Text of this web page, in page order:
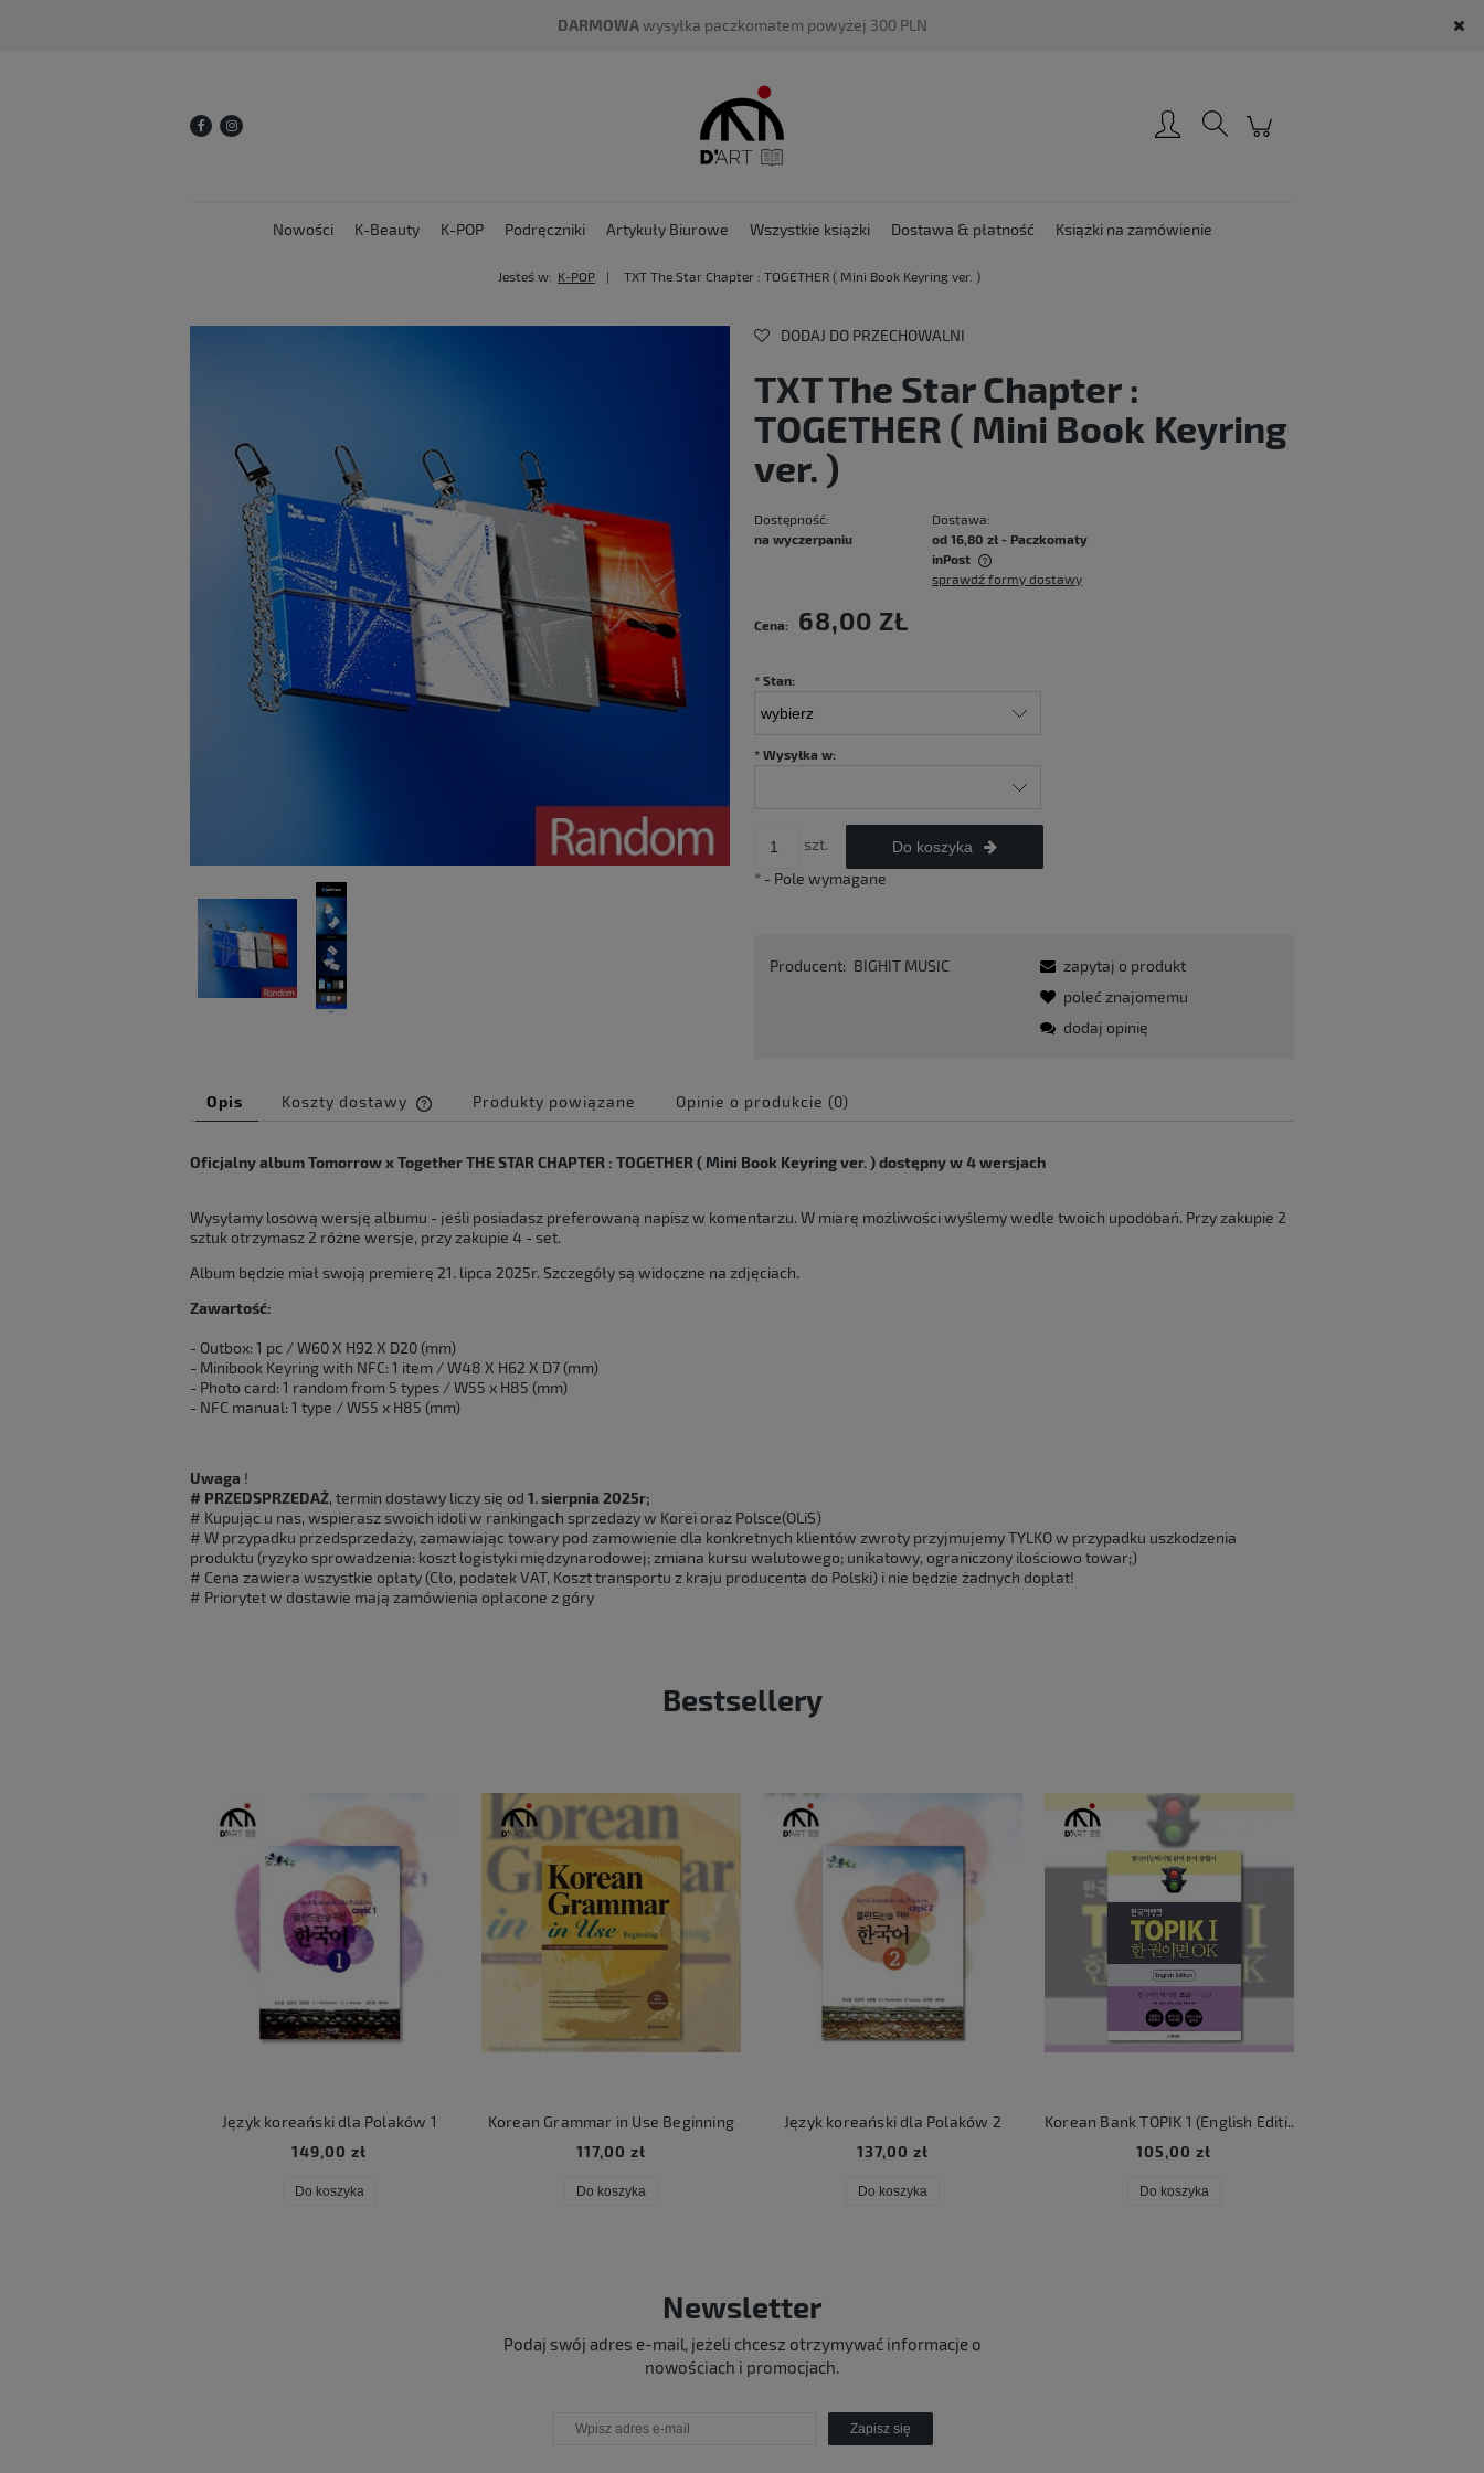
DARMOWAwysyłka paczkomatem powyżej 300 PLN
Nowości K-Beauty K-POP Podręczniki Artykuły Biurowe Wszystkie książki Dostawa & płatność Książki na zamówienie
Jesteś w: K-POP TXT The Star Chapter : TOGETHER ( Mini Book Keyring ver. )
DODAJ DO PRZECHOWALNI
TXT The Star Chapter :
TOGETHER ( Mini Book Keyring
ver. )
Dostępność:
na wyczerpaniu
Dostawa:
od 16,80 zł - Paczkomaty
inPost
płatności
sprawdź formy dostawy
Cena: 68,00 ZŁ
*Stan:
*Wysyłka w:
szt. Do koszyka
*- Pole wymagane
Producent: BIGHIT MUSIC
zapytaj o produkt
poleć znajomemu
dodaj opinię
Opis Koszty dostawy
Cena nie zawiera ewentualnych
Produkty powiązane Opinie o produkcie (0)
Oficjalny album Tomorrow x TogetherTHE STAR CHAPTER : TOGETHER ( Mini Book Keyring ver. ) dostępny w 4 wersjach
Wysyłamy losową wersję albumu - jeśli posiadasz preferowaną napisz w komentarzu. W miarę możliwości wyślemy wedle twoich upodobań. Przy zakupie 2
sztuk otrzymasz 2 różne wersje, przy zakupie 4 - set.
Album będzie miał swoją premierę 21. lipca 2025r. Szczegóły są widoczne na zdjęciach.
Zawartość:
- Outbox: 1 pc / W60 X H92 X D20 (mm)
- Minibook Keyring with NFC: 1 item / W48 X H62 X D7 (mm)
- Photo card: 1 random from 5 types / W55 x H85 (mm)
- NFC manual: 1 type / W55 x H85 (mm)
Uwaga !
# PRZEDSPRZEDAŻ, termin dostawy liczy się od 1. sierpnia 2025r;
# Kupując u nas, wspierasz swoich idoli w rankingach sprzedaży w Korei oraz Polsce(OLiS)
# W przypadku przedsprzedaży, zamawiając towary pod zamowienie dla konkretnych klientów zwroty przyjmujemy TYLKO w przypadku uszkodzenia
produktu (ryzyko sprowadzenia: koszt logistyki międzynarodowej; zmiana kursu walutowego; unikatowy, ograniczony ilościowo towar;)
# Cena zawiera wszystkie opłaty (Cło, podatek VAT, Koszt transportu z kraju producenta do Polski) i nie będzie żadnych dopłat!
# Priorytet w dostawie mają zamówienia opłacone z góry
Bestsellery
Język koreański dla Polaków 1
149,00 zł
Do koszyka
Korean Grammar in Use Beginning
117,00 zł
Do koszyka
Język koreański dla Polaków 2
137,00 zł
Do koszyka
Korean Bank TOPIK 1 (English Edition)
105,00 zł
Do koszyka
Newsletter
Podaj swój adres e-mail, jeżeli chcesz otrzymywać informacje o
nowościach i promocjach.
Zapisz się